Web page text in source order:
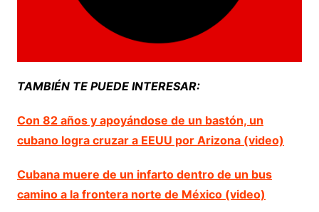
TAMBIÉN TE PUEDE INTERESAR:
Con 82 años y apoyándose de un bastón, un
cubano logra cruzar a EEUU por Arizona (video)
Cubana muere de un infarto dentro de un bus
camino a la frontera norte de México (video)